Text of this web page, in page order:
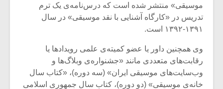
موسیقی» منتشر شده است که درس‌نامه‌ی یک ترم
تدریس در «کارگاه آشنایی با نقد موسیقی» در سال
۱۳۹۱-۱۳۹۲ است.
وی همچنین داور یا عضو کمیته‌ی علمی رویدادها یا
رقابت‌های متعددی مانند «جشنواره‌ی وبلاگ‌ها و
وب‌سایت‌های موسیقی ایران» (سه دوره)، «کتاب سال
خانه‌ی موسیقی» (دو دوره)، کتاب سال جمهوری اسلامی